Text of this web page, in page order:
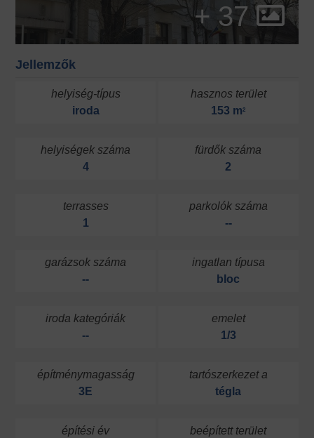
+ 37
Jellemzők
helyiség-típus
iroda
hasznos terület
153 m2
helyiségek száma
4
fürdők száma
2
terrasses
1
parkolók száma
--
garázsok száma
--
ingatlan típusa
bloc
iroda kategóriák
--
emelet
1/3
építménymagasság
3E
tartószerkezet a
tégla
építési év
beépített terület